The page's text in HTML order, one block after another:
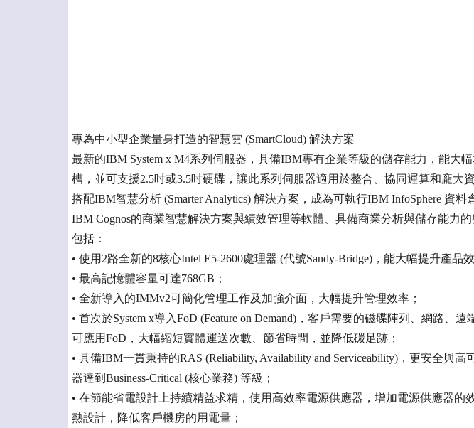
專為中小型企業量身打造的智慧雲 (SmartCloud) 解決方案
最新的IBM System x M4系列伺服器，具備IBM專有企業等級的儲存能力，能大
槽，並可支援2.5吋或3.5吋硬碟，讓此系列伺服器適用於整合、協同運算和龐大
搭配IBM智慧分析 (Smarter Analytics) 解決方案，成為可執行IBM InfoSphere 資料
IBM Cognos的商業智慧解決方案與績效管理等軟體、具備商業分析與儲存能力
包括：
• 使用2路全新的8核心Intel E5-2600處理器 (代號Sandy-Bridge)，能大幅提升產品效
• 最高記憶體容量可達768GB；
• 全新導入的IMMv2可簡化管理工作及加強介面，大幅提升管理效率；
• 首次於System x導入FoD (Feature on Demand)，客戶需要的磁碟陣列、網路、
可應用FoD，大幅縮短實體運送次數、節省時間，並降低碳足跡；
• 具備IBM一貫秉持的RAS (Reliability, Availability and Serviceability)，更安全與高
器達到Business-Critical (核心業務) 等級；
• 在節能省電設計上持續精益求精，使用高效率電源供應器，增加電源供應器的
熱設計，降低客戶機房的用電量；